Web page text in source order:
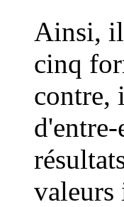
Ainsi, il
cinq
contre,
valeurs